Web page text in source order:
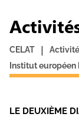
CELAT |
Institut européen
LE DEUXIÈME